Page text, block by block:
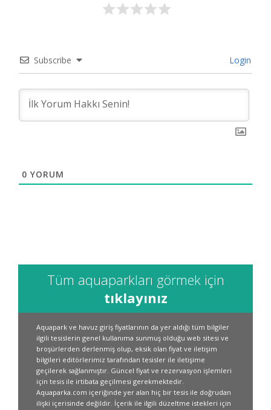
Subscribe Login
0 YORUM
Tüm aquaparkları görmek için
tıklayınız
Aquapark ve havuz giriş fiyatlarının da yer aldığı tüm bilgiler
ilgili tesislerin genel kullanıma sunmuş olduğu web sitesi ve
broşürlerden derlenmiş olup, eksik olan fiyat ve iletişim
bilgileri editörlerimiz tarafından tesisler ile iletişime
geçilerek sağlanmıştır. Güncel fiyat ve rezervasyon işlemleri
için tesis ile irtibata geçilmesi gerekmektedir.
Aquaparka.com içeriğinde yer alan hiç bir tesis ile doğrudan
ilişki içerisinde değildir. İçerik ile ilgili düzeltme istekleri için